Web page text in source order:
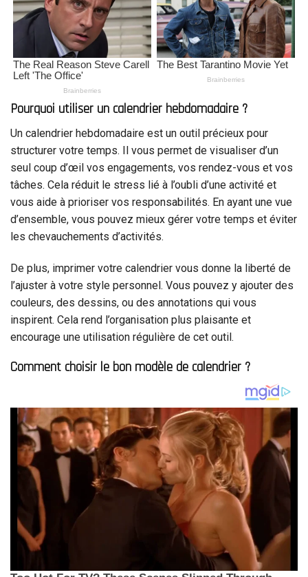
Pourquoi utiliser un calendrier hebdomadaire ?
Un calendrier hebdomadaire est un outil précieux pour
structurer votre temps. Il vous permet de visualiser d’un
seul coup d’œil vos engagements, vos rendez-vous et vos
tâches. Cela réduit le stress lié à l’oubli d’une activité et
vous aide à prioriser vos responsabilités. En ayant une vue
d’ensemble, vous pouvez mieux gérer votre temps et éviter
les chevauchements d’activités.
De plus, imprimer votre calendrier vous donne la liberté de
l’ajuster à votre style personnel. Vous pouvez y ajouter des
couleurs, des dessins, ou des annotations qui vous
inspirent. Cela rend l’organisation plus plaisante et
encourage une utilisation régulière de cet outil.
Comment choisir le bon modèle de calendrier ?